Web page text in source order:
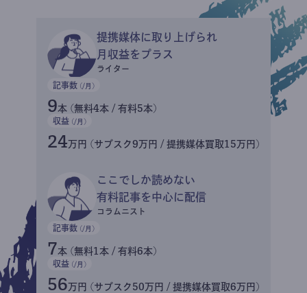
提携媒体に取り上げられ
月収益をプラス
ライター
記事数 (/月)
9本 (無料4本 / 有料5本)
収益 (/月)
24万円 (サブスク9万円 / 提携媒体買取15万円)
ここでしか読めない
有料記事を中心に配信
コラムニスト
記事数 (/月)
7本 (無料1本 / 有料6本)
収益 (/月)
56万円 (サブスク50万円 / 提携媒体買取6万円)